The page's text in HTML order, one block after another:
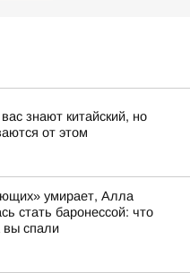
знают китайский, но
от этом
умирает, Алла
стать баронессой: что
вы спали